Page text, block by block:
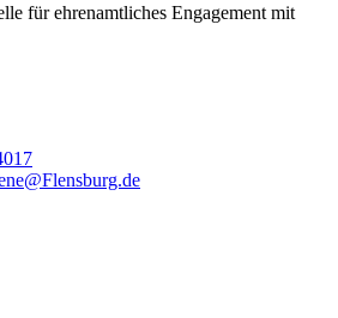
für ehrenamtliches Engagement mit